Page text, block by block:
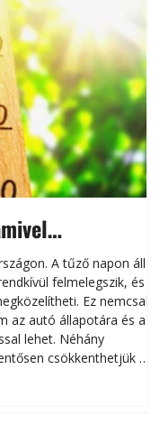
károktól
A tűző napon álló
felmelegszik, és
Ez nemcsak
az autó állapotára és a
lehet. Néhány
csökkenthetjük a